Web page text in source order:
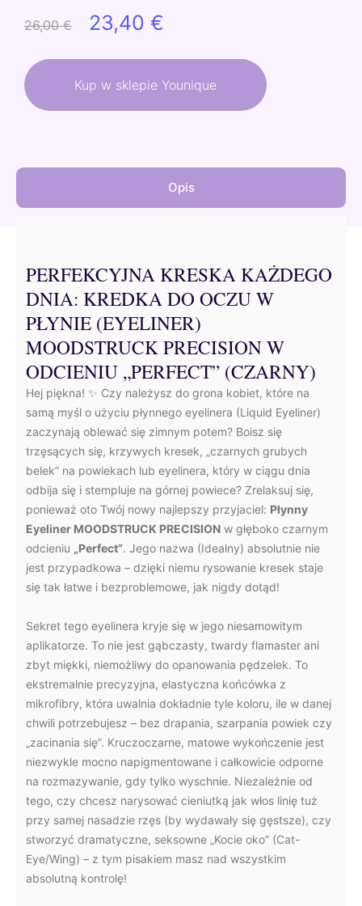
26,00€
Pierwotna
wynosiła:
23,40 €
wynosi:
Kup w sklepie Younique
Opis
PERFEKCYJNA KRESKA KAŻDEGO
DNIA: KREDKA DO OCZU W
PŁYNIE (EYELINER)
MOODSTRUCK PRECISION W
ODCIENIU „PERFECT” (CZARNY)
Hej piękna! ✨ Czy należysz do grona kobiet, które na
samą myśl o użyciu płynnego eyelinera (Liquid Eyeliner)
zaczynają oblewać się zimnym potem? Boisz się
trzęsących się, krzywych kresek, „czarnych grubych
belek” na powiekach lub eyelinera, który w ciągu dnia
odbija się i stempluje na górnej powiece? Zrelaksuj się,
ponieważ oto Twój nowy najlepszy przyjaciel: Płynny
Eyeliner MOODSTRUCK PRECISION w głęboko czarnym
odcieniu „Perfect”. Jego nazwa (Idealny) absolutnie nie
jest przypadkowa – dzięki niemu rysowanie kresek staje
się tak łatwe i bezproblemowe, jak nigdy dotąd!
Sekret tego eyelinera kryje się w jego niesamowitym
aplikatorze. To nie jest gąbczasty, twardy flamaster ani
zbyt miękki, niemożliwy do opanowania pędzelek. To
ekstremalnie precyzyjna, elastyczna końcówka z
mikrofibry, która uwalnia dokładnie tyle koloru, ile w danej
chwili potrzebujesz – bez drapania, szarpania powiek czy
„zacinania się”. Kruczoczarne, matowe wykończenie jest
niezwykle mocno napigmentowane i całkowicie odporne
na rozmazywanie, gdy tylko wyschnie. Niezależnie od
tego, czy chcesz narysować cieniutką jak włos linię tuż
przy samej nasadzie rzęs (by wydawały się gęstsze), czy
stworzyć dramatyczne, seksowne „Kocie oko” (Cat-
Eye/Wing) – z tym pisakiem masz nad wszystkim
absolutną kontrolę!